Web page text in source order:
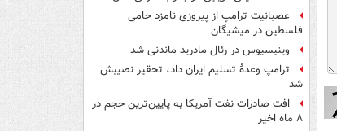
عصبانیت ترامپ از پیروزی نامزد حامی
فلسطین در میشیگان
وینیسیوس در رئال مادرید ماندنی شد
ترامپ وعدۀ تسلیم ایران داد، تحقیر نصیبش
شد
افت صادرات نفت آمریکا به پایین‌ترین حجم در
۸ ماه اخیر